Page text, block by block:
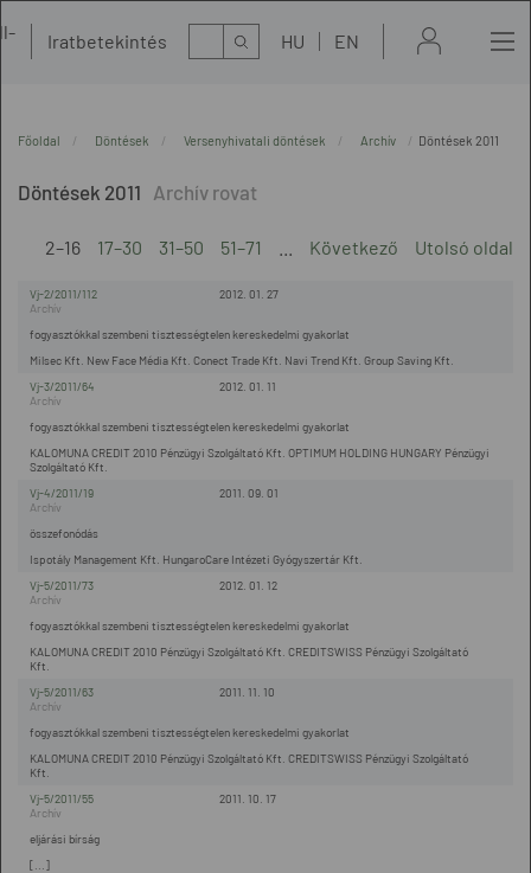
Iratbetekintés Kereső HU EN
Főoldal Döntések Versenyhivatali döntések Archív Döntések 2011
Döntések 2011
2–16 17–30 31–50 51–71 Következő Utolsó oldal
2012. 01. 27
Vj-2/2011/112
Milsec Kft. New Face Média Kft. Conect Trade Kft. Navi Trend Kft. Group Saving Kft.
fogyasztókkal szembeni tisztességtelen kereskedelmi gyakorlat
2012. 01. 11
Vj-3/2011/64
KALOMUNA CREDIT 2010 Pénzügyi Szolgáltató Kft. OPTIMUM HOLDING HUNGARY Pénzügyi
Szolgáltató Kft.
fogyasztókkal szembeni tisztességtelen kereskedelmi gyakorlat
2011. 09. 01
Vj-4/2011/19
Ispotály Management Kft. HungaroCare Intézeti Gyógyszertár Kft.
összefonódás
2012. 01. 12
Vj-5/2011/73
KALOMUNA CREDIT 2010 Pénzügyi Szolgáltató Kft. CREDITSWISS Pénzügyi Szolgáltató
Kft.
fogyasztókkal szembeni tisztességtelen kereskedelmi gyakorlat
2011. 11. 10
Vj-5/2011/63
KALOMUNA CREDIT 2010 Pénzügyi Szolgáltató Kft. CREDITSWISS Pénzügyi Szolgáltató
Kft.
fogyasztókkal szembeni tisztességtelen kereskedelmi gyakorlat
2011. 10. 17
Vj-5/2011/55
[...]
eljárási bírság